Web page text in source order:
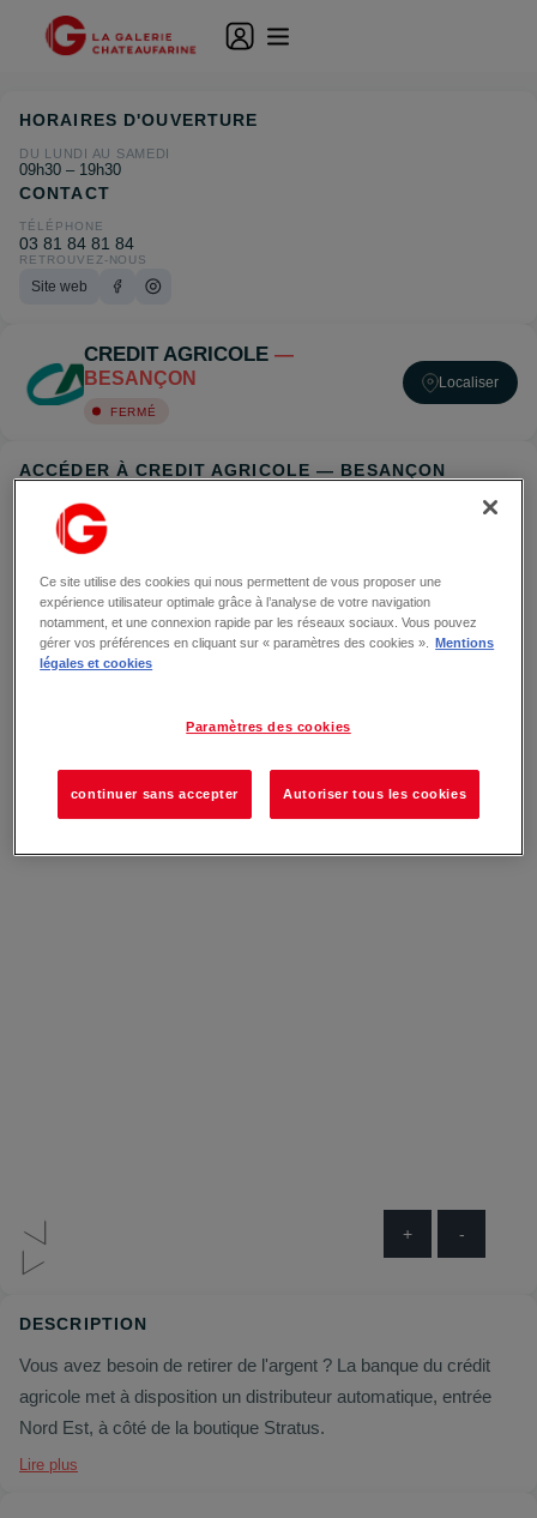
CREDIT AGRICOLE —
BESANÇON
FERMÉ
Localiser
ACCÉDER À CREDIT AGRICOLE — BESANÇON
+ -
HORAIRES D'OUVERTURE
DU LUNDI AU SAMEDI
09h30 – 19h30
CONTACT
TÉLÉPHONE
03 81 84 81 84
RETROUVEZ-NOUS
Site web
DESCRIPTION
Vous avez besoin de retirer de l'argent ? La banque du crédit
agricole met à disposition un distributeur automatique, entrée
Nord Est, à côté de la boutique Stratus.
Lire plus
Ce site utilise des cookies qui nous permettent de vous proposer une
expérience utilisateur optimale grâce à l’analyse de votre navigation
notamment, et une connexion rapide par les réseaux sociaux. Vous pouvez
gérer vos préférences en cliquant sur « paramètres des cookies ».
Mentions
légales et cookies
Paramètres des cookies
continuer sans accepter Autoriser tous les cookies